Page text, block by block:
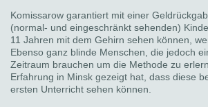
Komissarow garantiert mit einer
(normal- und eingeschränkt sehenden)
11 Jahren mit dem Gehirn sehen können,
Ebenso ganz blinde Menschen, die jedoch
Zeitraum brauchen um die Methode zu
Erfahrung in Minsk gezeigt hat, dass diese
ersten Unterricht sehen können.